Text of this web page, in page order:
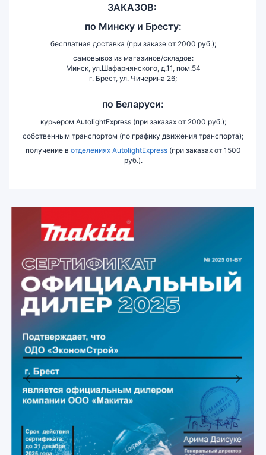
ЗАКАЗОВ:
по Минску и Бресту:
бесплатная доставка (при заказе от 2000 руб.);
самовывоз из магазинов/складов:
Минск, ул.Шафарнянского, д.11, пом.54
г. Брест, ул. Чичерина 26;
по Беларуси:
курьером AutolightExpress (при заказах от 2000 руб.);
собственным транспортом (по графику движения транспорта);
получение в отделениях AutolightExpress(при заказах от 1500
руб.).
Previous Next